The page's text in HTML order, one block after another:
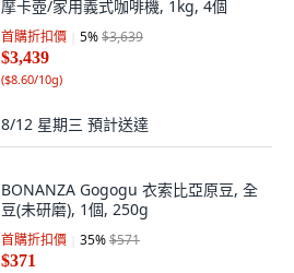
摩卡壺/家用義式咖啡機, 1kg, 4個
首購折扣價 5%$3,639
$3,439
($8.60/10g)
8/12 星期三 預計送達
BONANZA Gogogu 衣索比亞原豆, 全
豆(未研磨), 1個, 250g
首購折扣價 35%$571
$371